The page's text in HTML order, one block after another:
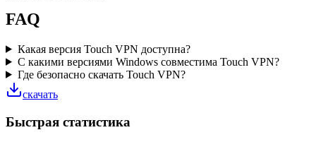
FAQ
Какая версия Touch VPN доступна?
С какими версиями Windows совместима Touch VPN?
Где безопасно скачать Touch VPN?
скачать
Быстрая статистика